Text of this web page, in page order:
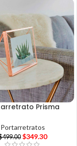
Prisma
Portarretratos
499.00 $349.30